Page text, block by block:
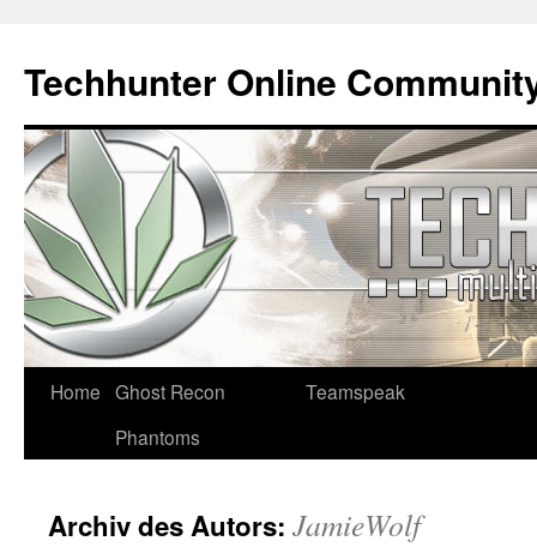
Techhunter Online
Zum
Home Ghost Recon
Phantoms
Teamspeak
Archiv des Autors: JamieWolf